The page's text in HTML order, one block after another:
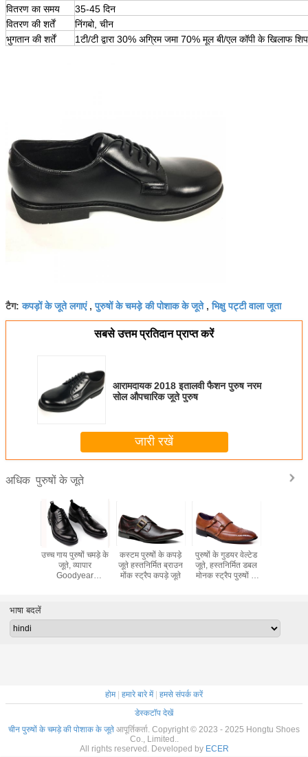
वितरण का समय
35-45 दिन
वितरण की शर्तें
निंगबो, चीन
भुगतान की शर्तें
1टी/टी द्वारा 30% अग्रिम जमा 70% मूल बी/एल कॉपी के खिलाफ
टैग:कपड़ों के जूते लगाएं,पुरुषों के चमड़े की पोशाक के जूते,भिक्षु पट्टी वाला जूता
सबसे उत्तम प्रतिदान प्राप्त करें
आरामदायक 2018 इतालवी फैशन पुरुष नरम
सोल औपचारिक जूते पुरुष
जारी रखें
अधिक पुरुषों के जूते
उच्च गाय पुरुषों चमड़े के
जूते, व्यापार
Goodyear
कस्टम पुरुषों के कपड़े
जूते हस्तनिर्मित ब्राउन
मोंक स्ट्रैप कपड़े जूते
पुरुषों के गुडयर वेल्टेड
जूते, हस्तनिर्मित डबल
मोनक स्ट्रैप पुरुषों के
भाषा बदलें
होम| हमारे बारे में| हमसे संपर्क करें
डेस्कटॉप देखें
चीन पुरुषों के चमड़े की पोशाक के जूते आपूर्तिकर्ता. Copyright © 2023 - 2025 Hongtu Shoes
Co., Limited..
All rights reserved. Developed by ECER